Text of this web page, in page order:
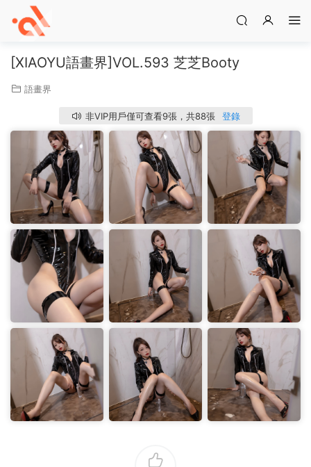
[XIAOYU語畫界]VOL.593 芝芝Booty
語畫界
非VIP用戶僅可查看9張，共88張 登錄